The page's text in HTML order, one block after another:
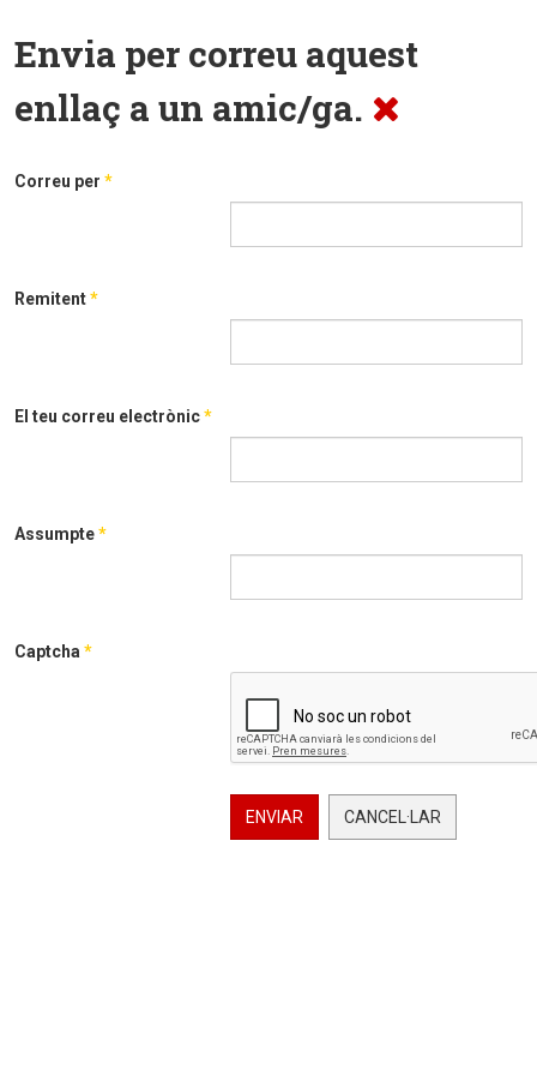
Envia per correu aquest
enllaç a un amic/ga.
Correu per *
Remitent*
El teu correu electrònic*
Assumpte*
Captcha *
ENVIAR CANCEL·LAR